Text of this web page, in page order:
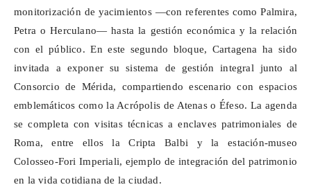
monitorización de yacimientos —con referentes como Palmira,
Petra o Herculano— hasta la gestión económica y la relación
con el público. En este segundo bloque, Cartagena ha sido
invitada a exponer su sistema de gestión integral junto al
Consorcio de Mérida, compartiendo escenario con espacios
emblemáticos como la Acrópolis de Atenas o Éfeso. La agenda
se completa con visitas técnicas a enclaves patrimoniales de
Roma, entre ellos la Cripta Balbi y la estación-museo
Colosseo-Fori Imperiali, ejemplo de integración del patrimonio
en la vida cotidiana de la ciudad.